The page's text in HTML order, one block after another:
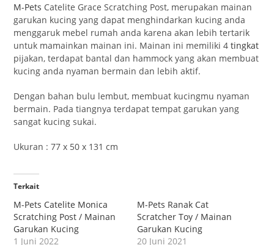
M-Pets Catelite Grace Scratching Post, merupakan mainan
garukan kucing yang dapat menghindarkan kucing anda
menggaruk mebel rumah anda karena akan lebih tertarik
untuk mamainkan mainan ini. Mainan ini memiliki 4tingkat
pijakan, terdapat bantal dan hammock yang akan membuat
kucing anda nyaman bermain dan lebih aktif.
Dengan bahan bulu lembut, membuat kucingmu nyaman
bermain. Pada tiangnya terdapat tempat garukan yang
sangat kucing sukai.
Ukuran : 77 x 50 x 131 cm
Terkait
M-Pets Catelite Monica
Scratching Post / Mainan
Garukan Kucing
1 Juni 2022
M-Pets Ranak Cat
Scratcher Toy / Mainan
Garukan Kucing
20 Juni 2021